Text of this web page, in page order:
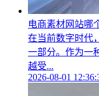
电商素材网站哪
在当前数字时代
一部分。作为一
越受...
2026-08-01